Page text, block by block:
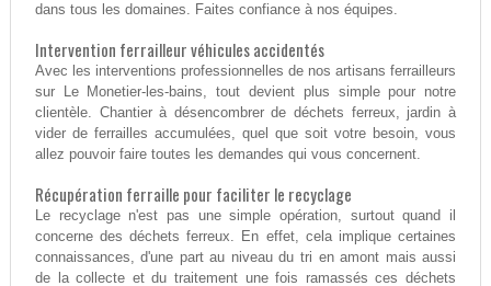
dans tous les domaines. Faites confiance à nos équipes.
Intervention ferrailleur véhicules accidentés
Avec les interventions professionnelles de nos artisans ferrailleurs
sur Le Monetier-les-bains, tout devient plus simple pour notre
clientèle. Chantier à désencombrer de déchets ferreux, jardin à
vider de ferrailles accumulées, quel que soit votre besoin, vous
allez pouvoir faire toutes les demandes qui vous concernent.
Récupération ferraille pour faciliter le recyclage
Le recyclage n'est pas une simple opération, surtout quand il
concerne des déchets ferreux. En effet, cela implique certaines
connaissances, d'une part au niveau du tri en amont mais aussi
de la collecte et du traitement une fois ramassés ces déchets